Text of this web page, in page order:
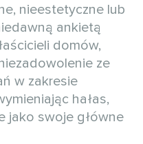
nieestetyczne lub
ankietą
domów,
ze
w zakresie
hałas,
jako swoje główne